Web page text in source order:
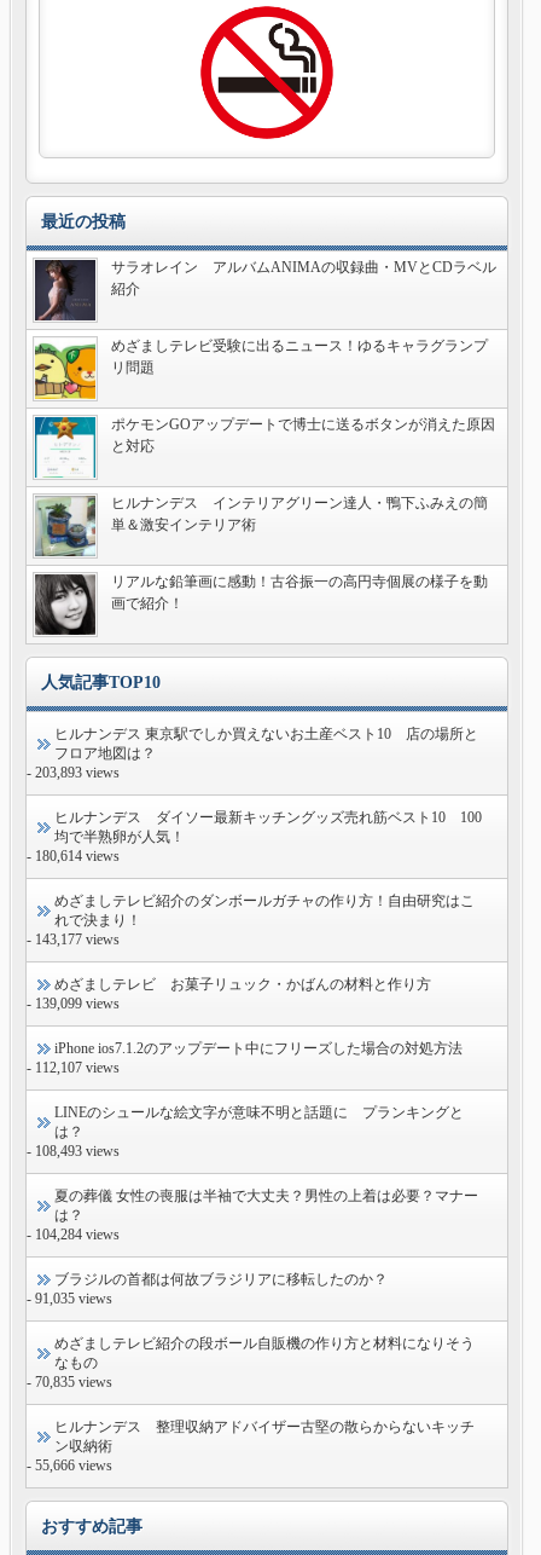
最近の投稿
サラオレイン アルバムANIMAの収録曲・MVとCDラベル
紹介
めざましテレビ受験に出るニュース！ゆるキャラグランプ
リ問題
ポケモンGOアップデートで博士に送るボタンが消えた原因
と対応
ヒルナンデス インテリアグリーン達人・鴨下ふみえの簡
単＆激安インテリア術
リアルな鉛筆画に感動！古谷振一の高円寺個展の様子を動
画で紹介！
人気記事TOP10
ヒルナンデス 東京駅でしか買えないお土産ベスト10 店の場所と
フロア地図は？
- 203,893 views
ヒルナンデス ダイソー最新キッチングッズ売れ筋ベスト10 100
均で半熟卵が人気！
- 180,614 views
めざましテレビ紹介のダンボールガチャの作り方！自由研究はこ
れで決まり！
- 143,177 views
めざましテレビ お菓子リュック・かばんの材料と作り方
- 139,099 views
iPhone ios7.1.2のアップデート中にフリーズした場合の対処方法
- 112,107 views
LINEのシュールな絵文字が意味不明と話題に プランキングと
は？
- 108,493 views
夏の葬儀 女性の喪服は半袖で大丈夫？男性の上着は必要？マナー
は？
- 104,284 views
ブラジルの首都は何故ブラジリアに移転したのか？
- 91,035 views
めざましテレビ紹介の段ボール自販機の作り方と材料になりそう
なもの
- 70,835 views
ヒルナンデス 整理収納アドバイザー古堅の散らからないキッチ
ン収納術
- 55,666 views
おすすめ記事